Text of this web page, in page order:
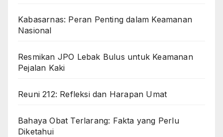
Kabasarnas: Peran Penting dalam Keamanan
Nasional
Resmikan JPO Lebak Bulus untuk Keamanan
Pejalan Kaki
Reuni 212: Refleksi dan Harapan Umat
Bahaya Obat Terlarang: Fakta yang Perlu
Diketahui